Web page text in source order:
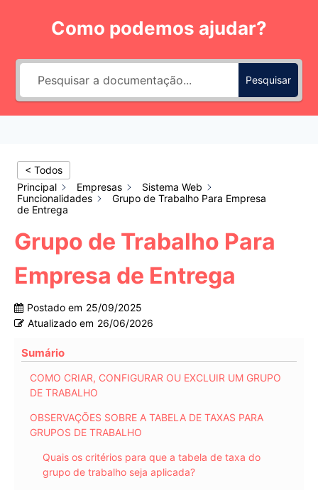
Conteúdo
Como podemos ajudar?
Pesquisar
< Todos
Principal
Empresas
Sistema Web
Funcionalidades
Grupo de Trabalho Para Empresa
de Entrega
Grupo de Trabalho Para
Empresa de Entrega
Postado em 25/09/2025
Atualizado em 26/06/2026
Sumário
COMO CRIAR, CONFIGURAR OU EXCLUIR UM GRUPO
DE TRABALHO
OBSERVAÇÕES SOBRE A TABELA DE TAXAS PARA
GRUPOS DE TRABALHO
Quais os critérios para que a tabela de taxa do
grupo de trabalho seja aplicada?